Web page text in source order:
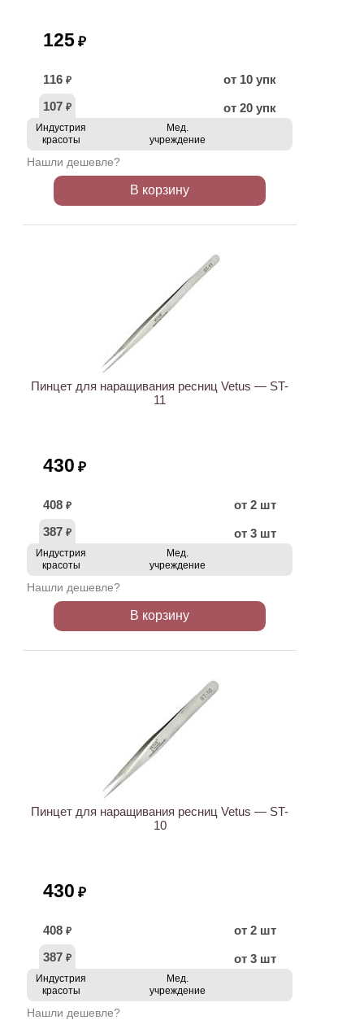
125 ₽
116 ₽
от 10 упк
107 ₽ от 20 упк
Индустрия
красоты
Мед.
учреждение
Нашли дешевле?
В корзину
Пинцет для наращивания ресниц Vetus — ST-
11
430 ₽
408 ₽
от 2 шт
387 ₽ от 3 шт
Индустрия
красоты
Мед.
учреждение
Нашли дешевле?
В корзину
Пинцет для наращивания ресниц Vetus — ST-
10
430 ₽
408 ₽
от 2 шт
387 ₽ от 3 шт
Индустрия
красоты
Мед.
учреждение
Нашли дешевле?